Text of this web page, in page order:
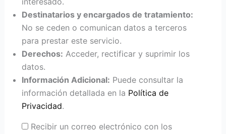
Destinatarios y encargados de tratamiento:
No se ceden o comunican datos a terceros
para prestar este servicio.
Derechos: Acceder, rectificar y suprimir los
datos.
Información Adicional: Puede consultar la
información detallada en la Política de
Privacidad.
Recibir un correo electrónico con los